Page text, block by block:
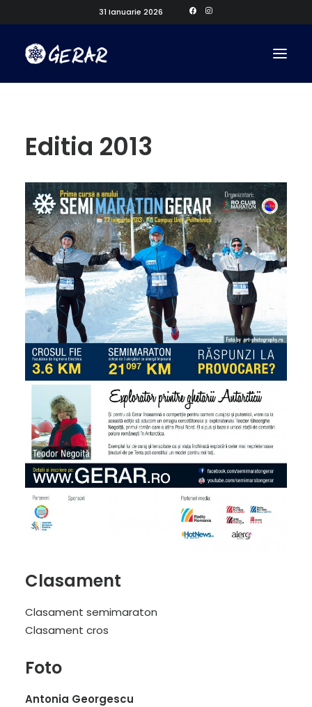
31 Ianuarie 2026
Editia 2013
Clasament
Clasament semimaraton
Clasament cros
Foto
Antonia Georgescu